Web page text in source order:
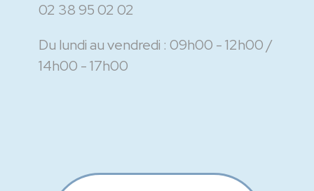
02 38 95 02 02
Du lundi au vendredi : 09h00 - 12h00
14h00 - 17h00